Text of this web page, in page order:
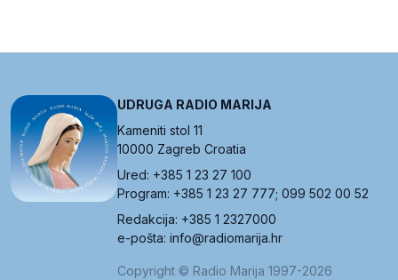
UDRUGA RADIO MARIJA
Kameniti stol 11
10000 Zagreb Croatia
Ured: +385 1 23 27 100
Program: +385 1 23 27 777; 099 502 00 52
Redakcija: +385 1 2327000
e-pošta: info@radiomarija.hr
Copyright © Radio Marija 1997-2026